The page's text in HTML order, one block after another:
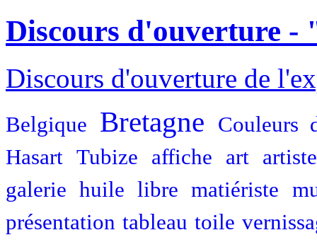
Discours d'ouverture -
Discours d'ouverture de
Belgique Bretagne Couleurs
Hasart Tubize affiche art artiste
galerie huile libre matiériste
présentation tableau toile